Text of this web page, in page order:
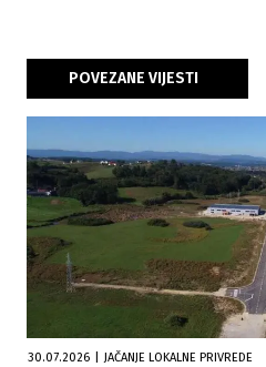
POVEZANE VIJESTI
30.07.2026 JAČANJE LOKALNE PRIVREDE